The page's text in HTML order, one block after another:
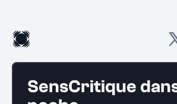
SensCritique